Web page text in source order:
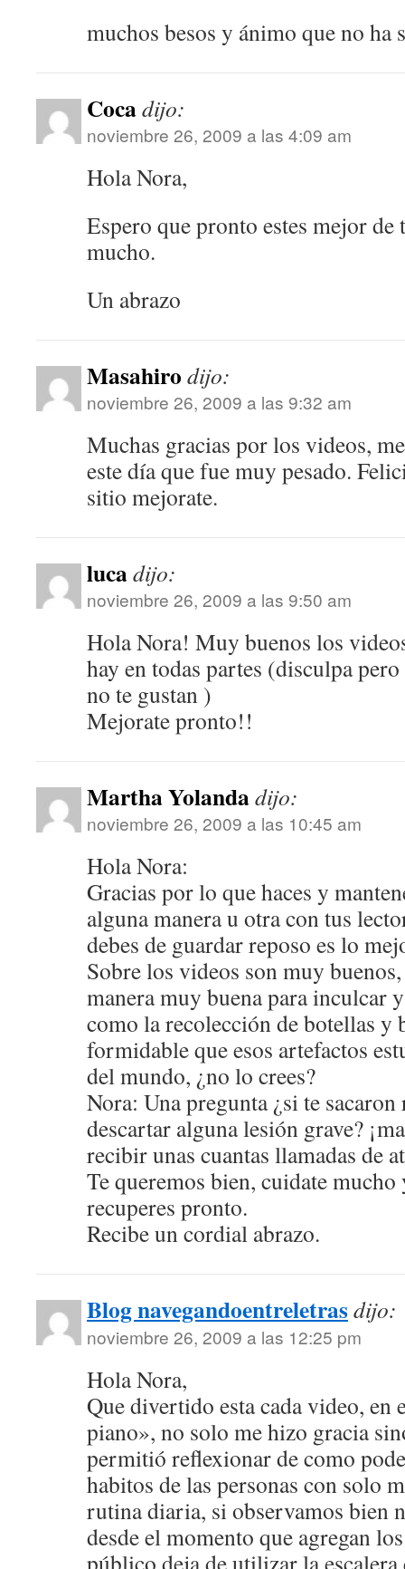
muchos besos y ánimo que no ha
Cocadijo:
noviembre 26, 2009 a las 4:09 am
Hola Nora,
Espero que pronto estes mejor de
mucho.
Un abrazo
Masahiro dijo:
noviembre 26, 2009 a las 9:32 am
Muchas gracias por los videos,
este día que fue muy pesado.
sitio mejorate.
lucadijo:
noviembre 26, 2009 a las 9:50 am
Hola Nora! Muy buenos los
hay en todas partes (disculpa
no te gustan )
Mejorate pronto!!
Martha Yolandadijo:
noviembre 26, 2009 a las 10:45 am
Hola Nora:
Gracias por lo que haces y
alguna manera u otra con tus
debes de guardar reposo es lo
Sobre los videos son muy
manera muy buena para inculcar
como la recolección de botellas y
formidable que esos artefactos
del mundo, ¿no lo crees?
Nora: Una pregunta ¿si te
descartar alguna lesión grave?
recibir unas cuantas llamadas de
Te queremos bien, cuidate mucho
recuperes pronto.
Recibe un cordial abrazo.
Blog navegandoentreletrasdijo:
noviembre 26, 2009 a las 12:25 pm
Hola Nora,
Que divertido esta cada video, en
piano», no solo me hizo gracia
permitió reflexionar de como
habitos de las personas con solo
rutina diaria, si observamos bien
desde el momento que agregan
público deja de utilizar la